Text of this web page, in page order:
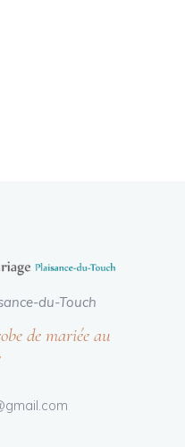
du-Touch
de mariée au